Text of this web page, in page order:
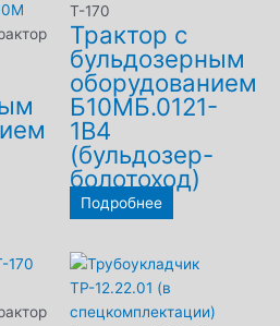
Т-170
Трактор с
бульдозерным
оборудованием
Б10МБ.0121-
1В4
(бульдозер-
болотоход)
Подробнее